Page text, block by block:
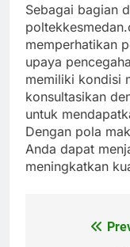
Sebagai bagian
memperhatikan
upaya
memiliki kondisi
konsultasikan
untuk
Dengan pola
Anda dapat
meningkatkan
Navigasi